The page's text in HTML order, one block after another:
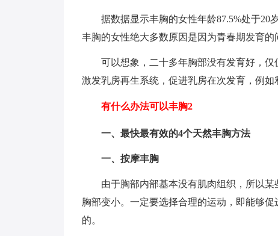
据数据显示丰胸的女性年龄87.5%处于20
丰胸的女性绝大多数原因是因为青春期发育的
可以想象，二十多年胸部没有发育好，
激发乳房再生系统，促进乳房在次发育，例如
有什么办法可以丰胸2
一、最快最有效的4个天然丰胸方法
一、按摩丰胸
由于胸部内部基本没有肌肉组织，所以
胸部变小。一定要选择合理的运动，即能够
的。